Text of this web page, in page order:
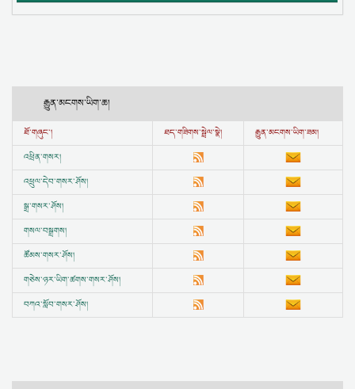
རྒྱུན་མངགས་ཡིག་ཆ།
ཐོ་གཞུང་། ཐད་གཟིགས་སྦྲེལ་སྣེ།
རྒྱུན་མངགས་ཡིག་ཟམ།
འཕྲིན་གསར།
འཕྲུལ་དེབ་གསར་ཤོས།
སྒྲ་གསར་ཤོས།
གསལ་བསྒྲགས།
ཚོམས་གསར་ཤོས།
གཅེས་ཉར་ཡིག་ཚགས་གསར་ཤོས།
བཀའ་སློབ་གསར་ཤོས།